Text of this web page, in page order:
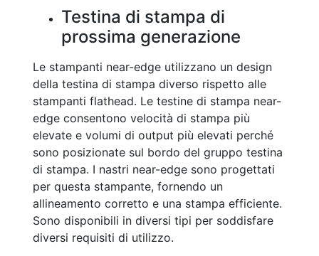
Testina di stampa di
prossima generazione
Le stampanti near-edge utilizzano un design
della testina di stampa diverso rispetto alle
stampanti flathead. Le testine di stampa near-
edge consentono velocità di stampa più
elevate e volumi di output più elevati perché
sono posizionate sul bordo del gruppo testina
di stampa. I nastri near-edge sono progettati
per questa stampante, fornendo un
allineamento corretto e una stampa efficiente.
Sono disponibili in diversi tipi per soddisfare
diversi requisiti di utilizzo.